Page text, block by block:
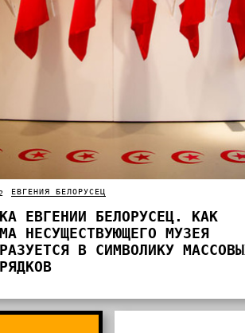
ЕВГЕНИЯ БЕЛОРУСЕЦ
ЕВГЕНИИ БЕЛОРУСЕЦ. КАК
НЕСУЩЕСТВУЮЩЕГО МУЗЕЯ
В СИМВОЛИКУ